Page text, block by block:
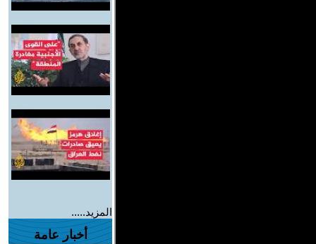
المزيد.....
أخبار عامة